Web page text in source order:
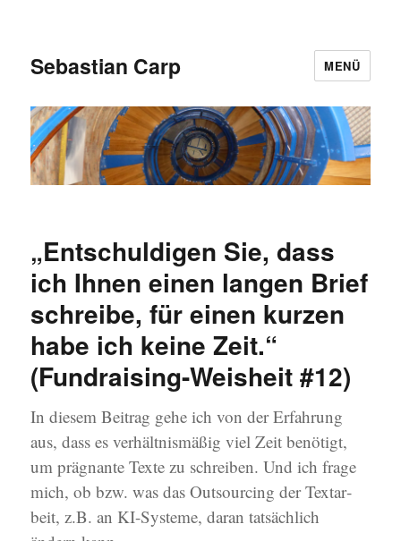
Sebastian Carp MENÜ
„Entschuldigen Sie, dass
ich Ihnen einen langen Brief
schreibe, für einen kurzen
habe ich keine Zeit.“
(Fundraising-Weisheit #12)
In die­sem Bei­trag gehe ich von der Erfah­rung
aus, dass es ver­hält­nis­mä­ßig viel Zeit benö­tigt,
um prä­gnan­te Tex­te zu schrei­ben. Und ich fra­ge
mich, ob bzw. was das Out­sour­cing der Text­ar­
beit, z.B. an KI-Sys­te­me, dar­an tat­säch­lich